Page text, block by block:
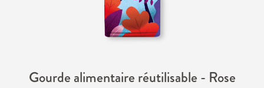
Gourde alimentaire réutilisable - Rose